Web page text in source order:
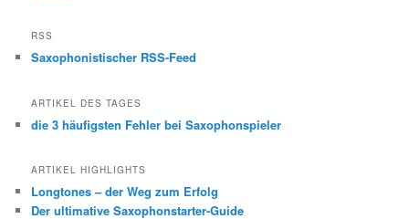
RSS
Saxophonistischer RSS-Feed
ARTIKEL DES TAGES
die 3 häufigsten Fehler bei Saxophonspieler
ARTIKEL HIGHLIGHTS
Longtones – der Weg zum Erfolg
Der ultimative Saxophonstarter-Guide